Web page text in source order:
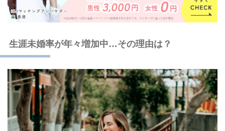
生涯未婚率が年々増加中…その理由は？